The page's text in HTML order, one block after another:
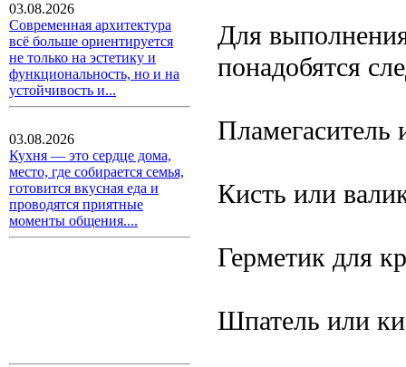
03.08.2026
Современная архитектура
всё больше ориентируется
не только на эстетику и
функциональность, но и на
устойчивость и...
03.08.2026
Кухня — это сердце дома,
место, где собирается семья,
готовится вкусная еда и
проводятся приятные
моменты общения....
Для
понадобятся
Кисть или
Герметик для
Шпатель или